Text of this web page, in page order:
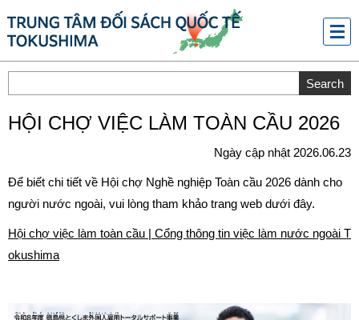
ュー
HỘI CHỢ VIỆC LÀM TOÀN CẦU 2026
Ngày cập nhật 2026.06.23
Để biết chi tiết về Hội chợ Nghề nghiệp Toàn cầu 2026 dành cho
người nước ngoài, vui lòng tham khảo trang web dưới đây.
Hội chợ việc làm toàn cầu | Cổng thông tin việc làm nước ngoài T
okushima